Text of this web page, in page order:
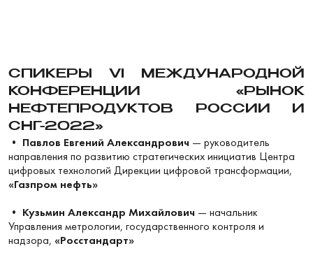
СПИКЕРЫ VI МЕЖДУНАРОДНОЙ
КОНФЕРЕНЦИИ «РЫНОК
НЕФТЕПРОДУКТОВ РОССИИ И
СНГ-2022»
• Павлов Евгений Александрович — руководитель
направления по развитию стратегических инициатив Центра
цифровых технологий Дирекции цифровой трансформации,
«Газпром нефть»
• Кузьмин Александр Михайлович — начальник
Управления метрологии, государственного контроля и
надзора, «Росстандарт»